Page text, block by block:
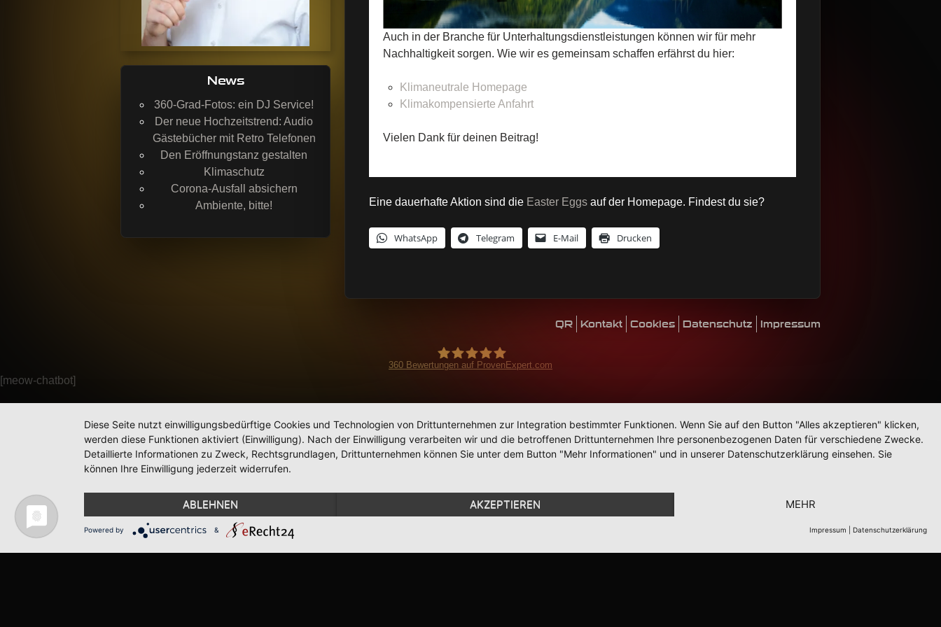
News
360-Grad-Fotos: ein DJ Service!
Der neue Hochzeitstrend: Audio
Gästebücher mit Retro Telefonen
Den Eröffnungstanz gestalten
Klimaschutz
Corona-Ausfall absichern
Ambiente, bitte!
Auch in der Branche für Unterhaltungsdienstleistungen können wir für mehr
Nachhaltigkeit sorgen. Wie wir es gemeinsam schaffen erfährst du hier:
Klimaneutrale Homepage
Klimakompensierte Anfahrt
Vielen Dank für deinen Beitrag!
Eine dauerhafte Aktion sind die Easter Eggs auf der Homepage. Findest du sie?
WhatsApp Telegram E-Mail Drucken
QR Kontakt Cookies Datenschutz Impressum
360 Bewertungen auf ProvenExpert.com
[meow-chatbot]
Diese Seite nutzt einwilligungsbedürftige Cookies und Technologien von Drittunternehmen zur Integration bestimmter Funktionen. Wenn Sie auf den Button "Alles akzeptieren" klicken,
werden diese Funktionen aktiviert (Einwilligung). Nach der Einwilligung verarbeiten wir und die betroffenen Drittunternehmen Ihre personenbezogenen Daten für verschiedene Zwecke.
Detaillierte Informationen zu Zweck, Rechtsgrundlagen, Drittunternehmen können Sie unter dem Button "Mehr Informationen" und in unserer Datenschutzerklärung einsehen. Sie
können Ihre Einwilligung jederzeit widerrufen.
ABLEHNEN AKZEPTIEREN MEHR
Powered by & Impressum Datenschutzerklärung